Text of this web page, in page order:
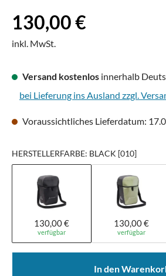
Regulärer Preis:
130,00 €
inkl. MwSt.
Versand kostenlos innerhalb
bei Lieferung ins Ausland zzgl.
Voraussichtliches Lieferdatum:
HERSTELLERFARBE: BLACK [010]
130,00 €
verfügbar
130,00 €
verfügbar
In den